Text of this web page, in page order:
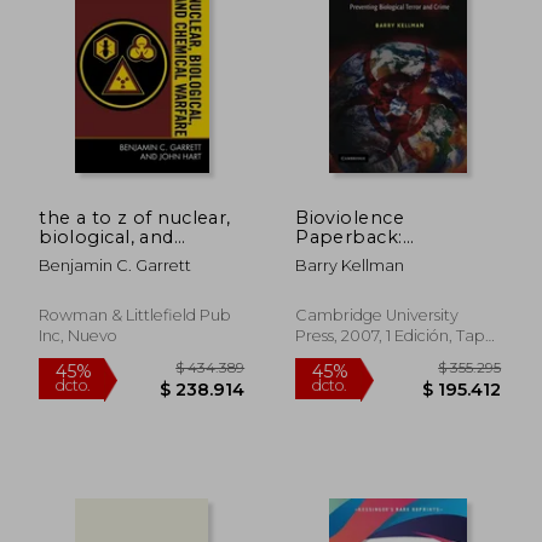
45%
$ 81.597
45%
dcto.
the a to z of nuclear,
biological, and
chemical warfare
Benjamin C. Garrett
Rowman & Littlefield Pub
Inc, Nuevo
Bioviolence
Paperback:
Preventing Biological
Terror and Crime (en
Barry Kellman
Cambridge University
Press, 2007, 1 Edición, Tapa
Blanda, Nuevo